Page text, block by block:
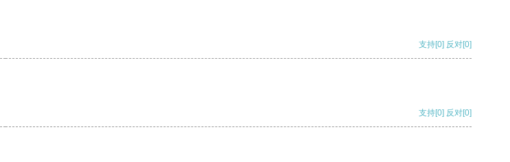
支持[0] 反对[0]
支持[0] 反对[0]